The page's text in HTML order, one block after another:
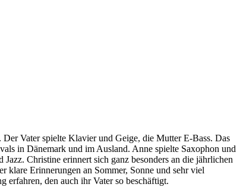
Vater spielte Klavier und Geige, die Mutter E-Bass. Das
in Dänemark und im Ausland. Anne spielte Saxophon und
Christine erinnert sich ganz besonders an die jährlichen
klare Erinnerungen an Sommer, Sonne und sehr viel
erfahren, den auch ihr Vater so beschäftigt.